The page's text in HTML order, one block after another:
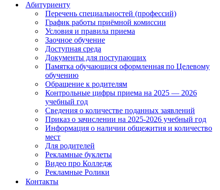
Абитуриенту
Перечень специальностей (профессий)
График работы приёмной комиссии
Условия и правила приема
Заочное обучение
Доступная среда
Документы для поступающих
Памятка обучающися оформленная по Целевому
обучению
Обращение к родителям
Контрольные цифры приема на 2025 — 2026
учебный год
Сведения о количестве поданных заявлений
Приказ о зачислении на 2025-2026 учебный год
Информация о наличии общежития и количество
мест
Для родителей
Рекламные буклеты
Видео про Колледж
Рекламные Ролики
Контакты